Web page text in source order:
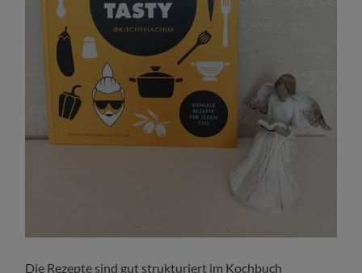
Die Rezepte sind gut strukturiert im Kochbuch